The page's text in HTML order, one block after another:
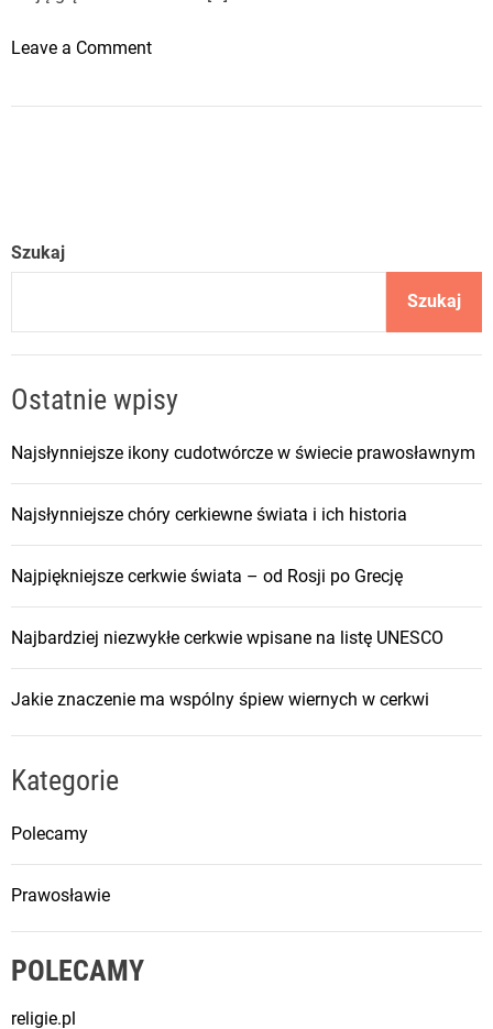
Leave a Commento
P
ł
n
ś
i
ę
t
a
i
h
n
a
i
w
Szukaj
Szukaj
Ostatnie wpisy
Najsłynniejsze ikony cudotwórcze w świecie prawosławnym
Najsłynniejsze chóry cerkiewne świata i ich historia
Najpiękniejsze cerkwie świata – od Rosji po Grecję
Najbardziej niezwykłe cerkwie wpisane na listę UNESCO
Jakie znaczenie ma wspólny śpiew wiernych w cerkwi
Kategorie
Polecamy
Prawosławie
POLECAMY
religie.pl